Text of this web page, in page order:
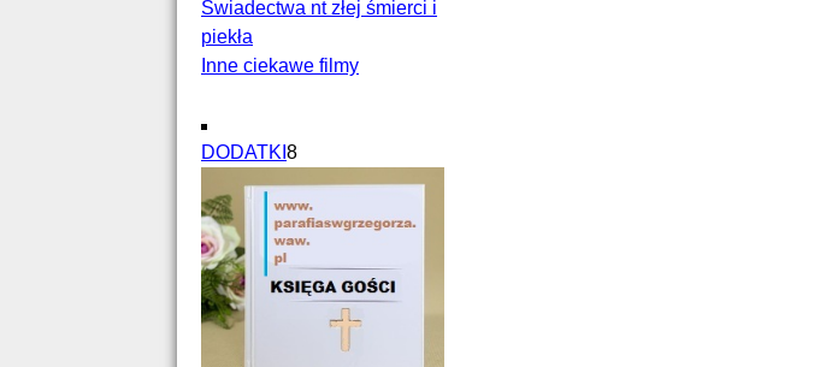
Świadectwa nt złej śmierci i
piekła
Inne ciekawe filmy
DODATKI 8